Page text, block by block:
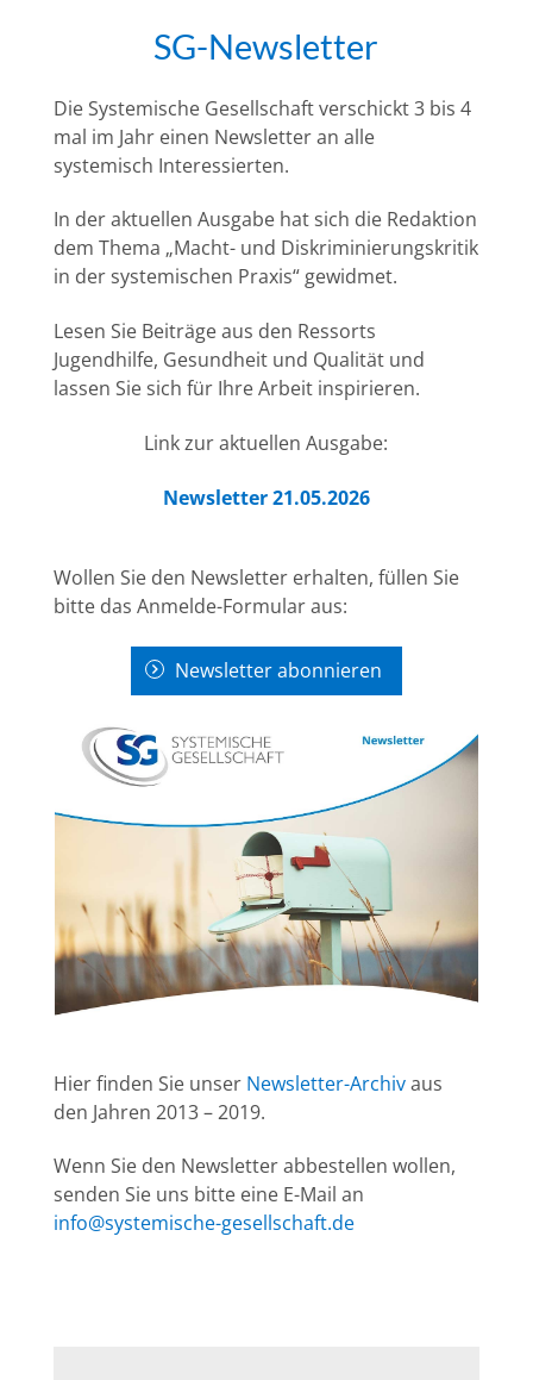
SG-Newsletter
Die Systemische Gesellschaft verschickt 3 bis 4
mal im Jahr einen Newsletter an alle
systemisch Interessierten.
In der aktuellen Ausgabe hat sich die Redaktion
dem Thema „Macht- und Diskriminierungskritik
in der systemischen Praxis“ gewidmet.
Lesen Sie Beiträge aus den Ressorts
Jugendhilfe, Gesundheit und Qualität und
lassen Sie sich für Ihre Arbeit inspirieren.
Link zur aktuellen Ausgabe:
Newsletter 21.05.2026
Wollen Sie den Newsletter erhalten, füllen Sie
bitte das Anmelde-Formular aus:
Newsletter abonnieren
Hier finden Sie unser Newsletter-Archivaus
den Jahren 2013 – 2019.
Wenn Sie den Newsletter abbestellen wollen,
senden Sie uns bitte eine E-Mail an
info@systemische-gesellschaft.de